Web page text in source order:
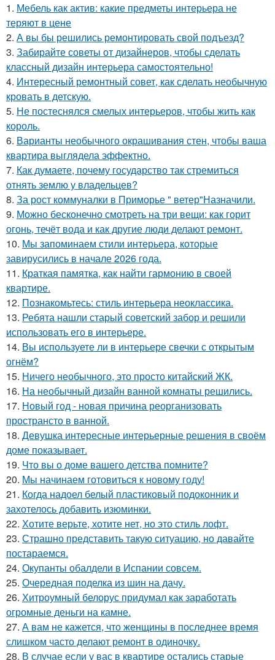
1. Мебель как актив: какие предметы интерьера не
теряют в цене
2. А вы бы решились ремонтировать свой подъезд?
3. Забирайте советы от дизайнеров, чтобы сделать
классный дизайн интерьера самостоятельно!
4. Интересный ремонтный совет, как сделать необычную
кровать в детскую.
5. Не постеснялся смелых интерьеров, чтобы жить как
король.
6. Варианты необычного окрашивания стен, чтобы ваша
квартира выглядела эффектно.
7. Как думаете, почему государство так стремиться
отнять землю у владельцев?
8. За рост коммуналки в Приморье " ветер"Назначили.
9. Можно бесконечно смотреть на три вещи: как горит
огонь, течёт вода и как другие люди делают ремонт.
10. Мы запоминаем стили интерьера, которые
завирусились в начале 2026 года.
11. Краткая памятка, как найти гармонию в своей
квартире.
12. Познакомьтесь: стиль интерьера неоклассика.
13. Ребята нашли старый советский забор и решили
использовать его в интерьере.
14. Вы используете ли в интерьере свечки с открытым
огнём?
15. Ничего необычного, это просто китайский ЖК.
16. На необычный дизайн ванной комнаты решились.
17. Новый год - новая причина реорганизовать
пространсто в ванной.
18. Девушка интересные интерьерные решения в своём
доме показывает.
19. Что вы о доме вашего детства помните?
20. Мы начинаем готовиться к новому году!
21. Когда надоел белый пластиковый подоконник и
захотелось добавить изюминки.
22. Хотите верьте, хотите нет, но это стиль лофт.
23. Страшно представить такую ситуацию, но давайте
постараемся.
24. Окупанты обалдели в Испании совсем.
25. Очередная поделка из шин на дачу.
26. Хитроумный белорус придумал как заработать
огромные деньги на камне.
27. А вам не кажется, что женщины в последнее время
слишком часто делают ремонт в одиночку.
28. В случае если у вас в квартире остались старые